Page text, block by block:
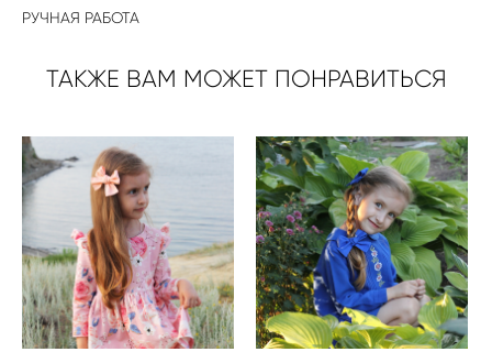
РУЧНАЯ РАБОТА
ТАКЖЕ ВАМ МОЖЕТ ПОНРАВИТЬСЯ